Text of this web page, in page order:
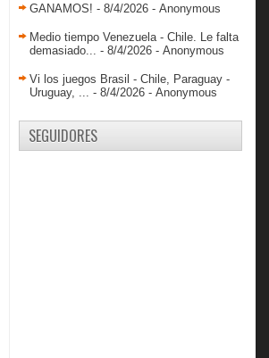
GANAMOS! - 8/4/2026 - Anonymous
Medio tiempo Venezuela - Chile. Le falta
demasiado... - 8/4/2026 - Anonymous
Vi los juegos Brasil - Chile, Paraguay -
Uruguay, ... - 8/4/2026 - Anonymous
SEGUIDORES